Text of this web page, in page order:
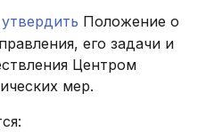
утвердить Положение о
его задачи и
Центром
мер.